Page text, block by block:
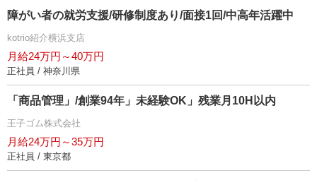
障がい者の就労支援/研修制度あり/面接1回/中高年活躍中
kotrio紹介横浜支店
月給24万円～40万円
正社員 / 神奈川県
「商品管理」/創業94年」未経験OK」残業月10H以内
王子ゴム株式会社
月給24万円～35万円
正社員 / 東京都